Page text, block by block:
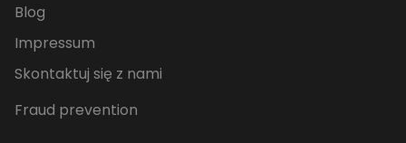
Blog
Impressum
Skontaktuj się z nami
Fraud prevention